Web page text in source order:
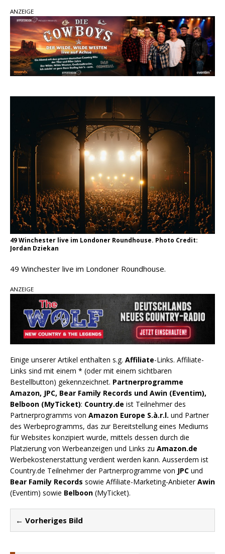
„Pearl Handled Pistol“
Son Volt – „Sound Signal Serenades“ erscheint
am 28. August
pez veröffentlicht neue Single „Late Night
Talks“ – eine Hymne auf unvergessliche
ANZEIGE
49 Winchester live im Londoner Roundhouse. Photo Credit:
Jordan Dziekan
49 Winchester live im Londoner Roundhouse.
ANZEIGE
Einige unserer Artikel enthalten s.g. Affiliate-Links. Affiliate-
Links sind mit einem * (oder mit einem sichtbaren
Bestellbutton) gekennzeichnet. Partnerprogramme
Amazon, JPC, Bear Family Records und Awin (Eventim),
Belboon (MyTicket): Country.de ist Teilnehmer des
Partnerprogramms von Amazon Europe S.à.r.l. und Partner
des Werbeprogramms, das zur Bereitstellung eines Mediums
für Websites konzipiert wurde, mittels dessen durch die
Platzierung von Werbeanzeigen und Links zu Amazon.de
Werbekostenerstattung verdient werden kann. Ausserdem ist
Country.de Teilnehmer der Partnerprogramme von JPC und
Bear Family Records sowie Affiliate-Marketing-AnbieterAwin
(Eventim) sowie Belboon (MyTicket).
← Vorheriges Bild